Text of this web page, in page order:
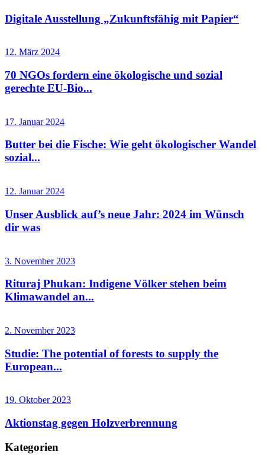
Digitale Ausstellung „Zukunftsfähig mit Papier“
12. März 2024
70 NGOs fordern eine ökologische und sozial
gerechte EU-Bio...
17. Januar 2024
Butter bei die Fische: Wie geht ökologischer Wandel
sozial...
12. Januar 2024
Unser Ausblick auf’s neue Jahr: 2024 im Wünsch
dir was
3. November 2023
Rituraj Phukan: Indigene Völker stehen beim
Klimawandel an...
2. November 2023
Studie: The potential of forests to supply the
European...
19. Oktober 2023
Aktionstag gegen Holzverbrennung
Kategorien